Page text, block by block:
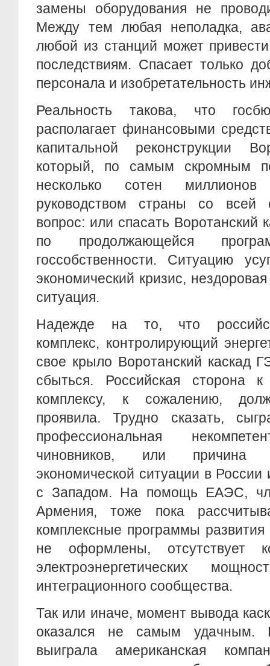
замены оборудования не
Между тем любая неполадка,
любой из станций может
последствиям. Спасает только
персонала и изобретательность
Реальность такова, что
располагает финансовыми
капитальной реконструкции
который, по самым скромным
несколько сотен
руководством страны со всей
вопрос: или спасать Воротанский
по продолжающейся
госсобственности. Ситуацию
экономический кризис,
ситуация.
Надежде на то, что
комплекс, контролирующий
свое крыло Воротанский каскад
сбыться. Российская сторона
комплексу, к сожалению,
проявила. Трудно сказать,
профессиональная
чиновников, или причина
экономической ситуации в России
с Западом. На помощь ЕАЭС,
Армения, тоже пока
комплексные программы развития
не оформлены, отсутствует
электроэнергетических
интеграционного сообщества.
Так или иначе, момент вывода
оказался не самым удачным.
выиграла американская